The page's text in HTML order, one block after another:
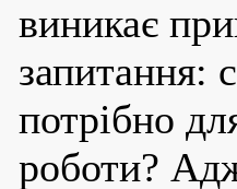
виникає
запитання:
потрібно
роботи?